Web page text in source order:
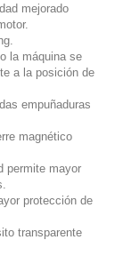
mejorado
la máquina se
a la posición de
empuñaduras
magnético
permite mayor
protección de
transparente